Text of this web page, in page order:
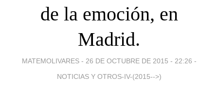
de la emoción, en
Madrid.
MATEMOLIVARES - 26 DE OCTUBRE DE 2015 - 22:26 -
NOTICIAS Y OTROS-IV-(2015-->)